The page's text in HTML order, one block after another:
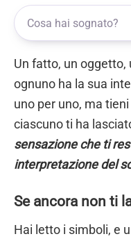
Un fatto, un oggetto,
ognuno ha la sua
uno per uno, ma
ciascuno ti ha
sensazione che ti
interpretazione del
Se ancora non ti
Hai letto i simboli, e